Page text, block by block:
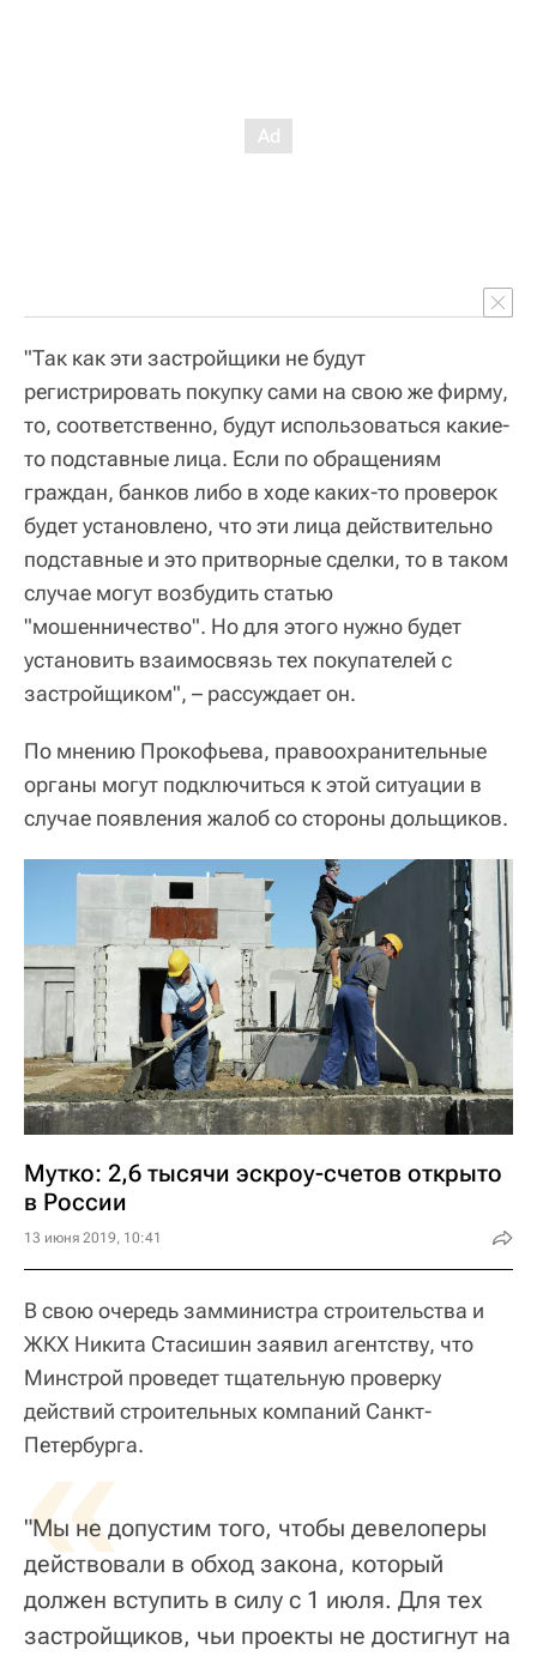
"Так как эти застройщики не будут
регистрировать покупку сами на свою же фирму,
то, соответственно, будут использоваться какие-
то подставные лица. Если по обращениям
граждан, банков либо в ходе каких-то проверок
будет установлено, что эти лица действительно
подставные и это притворные сделки, то в таком
случае могут возбудить статью
"мошенничество". Но для этого нужно будет
установить взаимосвязь тех покупателей с
застройщиком", – рассуждает он.
По мнению Прокофьева, правоохранительные
органы могут подключиться к этой ситуации в
случае появления жалоб со стороны дольщиков.
Мутко: 2,6 тысячи эскроу-счетов открыто
в России
13 июня 2019, 10:41
В свою очередь замминистра строительства и
ЖКХ Никита Стасишин заявил агентству, что
Минстрой проведет тщательную проверку
действий строительных компаний Санкт-
Петербурга.
«
"Мы не допустим того, чтобы девелоперы
действовали в обход закона, который
должен вступить в силу с 1 июля. Для тех
застройщиков, чьи проекты не достигнут на